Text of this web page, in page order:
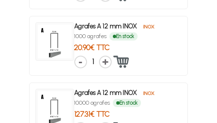
Agrafes A 12 mm INOX INOX
1000 agrafes En stock
20.90€ TTC
1
Agrafes A 12 mm INOX INOX
10000 agrafes En stock
127.31€ TTC